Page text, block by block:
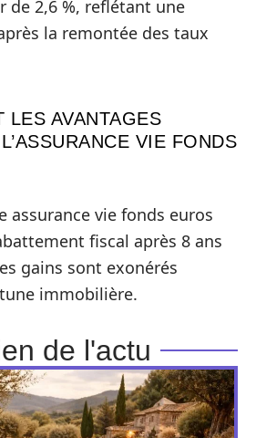
de 2,6 %, reflétant une
la remontée des taux
LES AVANTAGES
VIE FONDS
assurance vie fonds euros
fiscal après 8 ans
gains sont exonérés
immobilière.
de l'actu